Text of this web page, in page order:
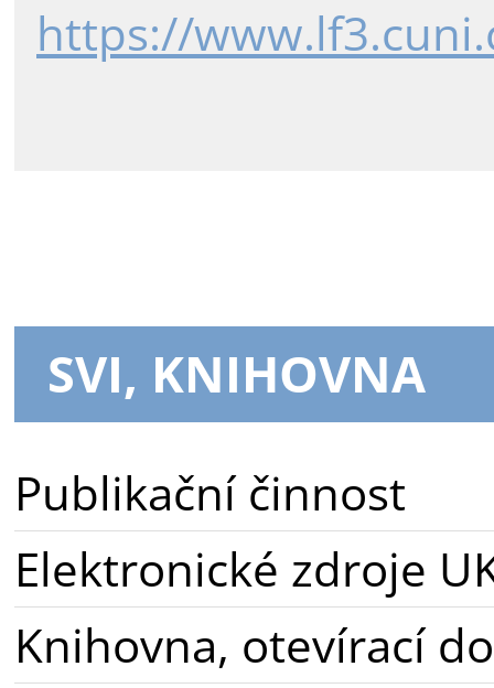
https://
SVI, KNIHOVNA
Publikační činnost
Elektronické zdroje
Knihovna, otevírací